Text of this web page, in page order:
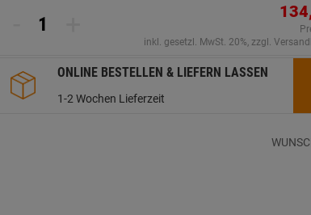
inkl. gesetzl. MwSt. 20%, zzgl.
ONLINE BESTELLEN & LIEFERN LASSEN
1-2 Wochen Lieferzeit